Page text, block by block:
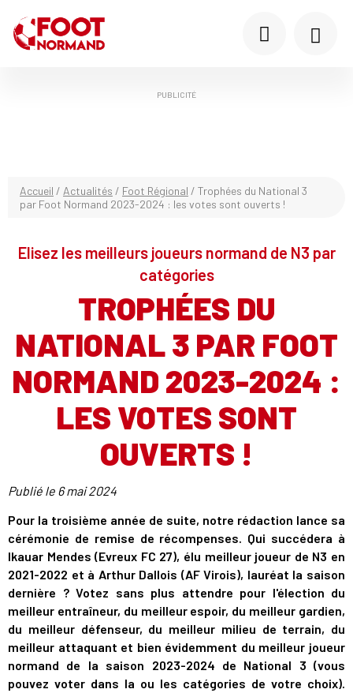
PUBLICITÉ
Accueil / Actualités / Foot Régional / Trophées du National 3
par Foot Normand 2023-2024 : les votes sont ouverts !
Elisez les meilleurs joueurs normand de N3 par
catégories
TROPHÉES DU
NATIONAL 3 PAR FOOT
NORMAND 2023-2024 :
LES VOTES SONT
OUVERTS !
Publié le 6 mai 2024
Pour la troisième année de suite, notre rédaction lance sa
cérémonie de remise de récompenses. Qui succédera à
Ikauar Mendes (Evreux FC 27), élu meilleur joueur de N3 en
2021-2022 et à Arthur Dallois (AF Virois), lauréat la saison
dernière ? Votez sans plus attendre pour l'élection du
meilleur entraîneur, du meilleur espoir, du meilleur gardien,
du meilleur défenseur, du meilleur milieu de terrain, du
meilleur attaquant et bien évidemment du meilleur joueur
normand de la saison 2023-2024 de National 3 (vous
pouvez voter dans la ou les catégories de votre choix).